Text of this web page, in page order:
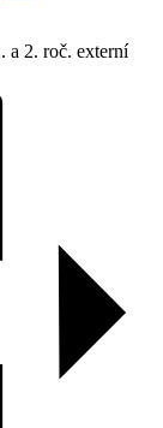
a 2. roč. externí